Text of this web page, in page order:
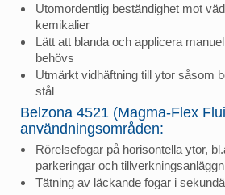
Utomordentlig beständighet mot
kemikalier
Lätt att blanda och applicera
behövs
Utmärkt vidhäftning till ytor såsom
stål
Belzona 4521 (Magma-Flex
användningsområden:
Rörelsefogar på horisontella ytor,
parkeringar och
Tätning av läckande fogar i